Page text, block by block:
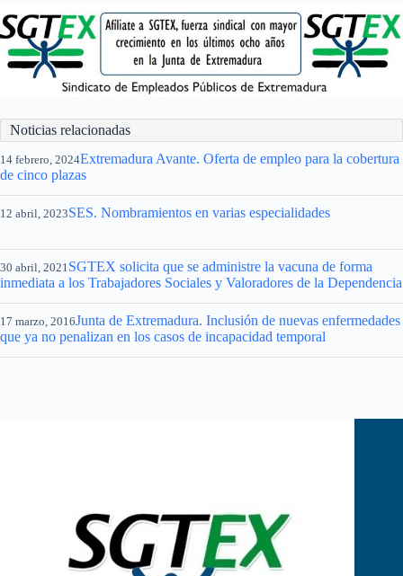
Noticias relacionadas
14 febrero, 2024Extremadura Avante. Oferta de empleo para la cobertura
de cinco plazas
12 abril, 2023SES. Nombramientos en varias especialidades
30 abril, 2021SGTEX solicita que se administre la vacuna de forma
inmediata a los Trabajadores Sociales y Valoradores de la Dependencia
17 marzo, 2016Junta de Extremadura. Inclusión de nuevas enfermedades
que ya no penalizan en los casos de incapacidad temporal